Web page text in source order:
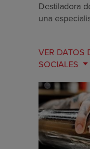
Destiladora
una
VER DATOS
SOCIALES